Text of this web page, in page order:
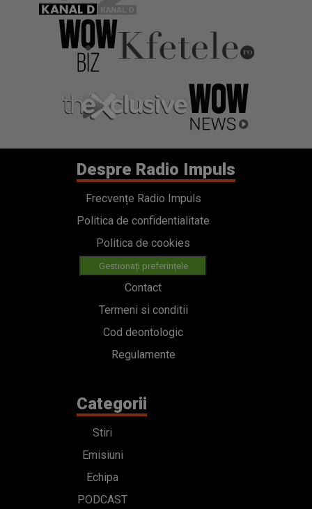
Despre Radio Impuls
Frecvențe Radio Impuls
Politica de confidentialitate
Politica de cookies
Gestionați preferințele
Contact
Termeni si conditii
Cod deontologic
Regulamente
Categorii
Stiri
Emisiuni
Echipa
PODCAST